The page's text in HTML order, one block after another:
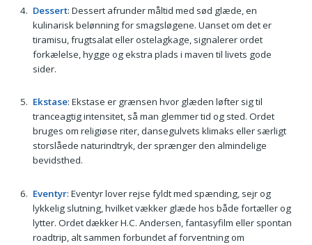
Dessert: Dessert afrunder måltid med sød glæde, en
kulinarisk belønning for smagsløgene. Uanset om det er
tiramisu, frugtsalat eller ostelagkage, signalerer ordet
forkælelse, hygge og ekstra plads i maven til livets gode
sider.
Ekstase: Ekstase er grænsen hvor glæden løfter sig til
tranceagtig intensitet, så man glemmer tid og sted. Ordet
bruges om religiøse riter, dansegulvets klimaks eller særligt
storslåede naturindtryk, der sprænger den almindelige
bevidsthed.
Eventyr: Eventyr lover rejse fyldt med spænding, sejr og
lykkelig slutning, hvilket vækker glæde hos både fortæller og
lytter. Ordet dækker H.C. Andersen, fantasyfilm eller spontan
roadtrip, alt sammen forbundet af forventning om